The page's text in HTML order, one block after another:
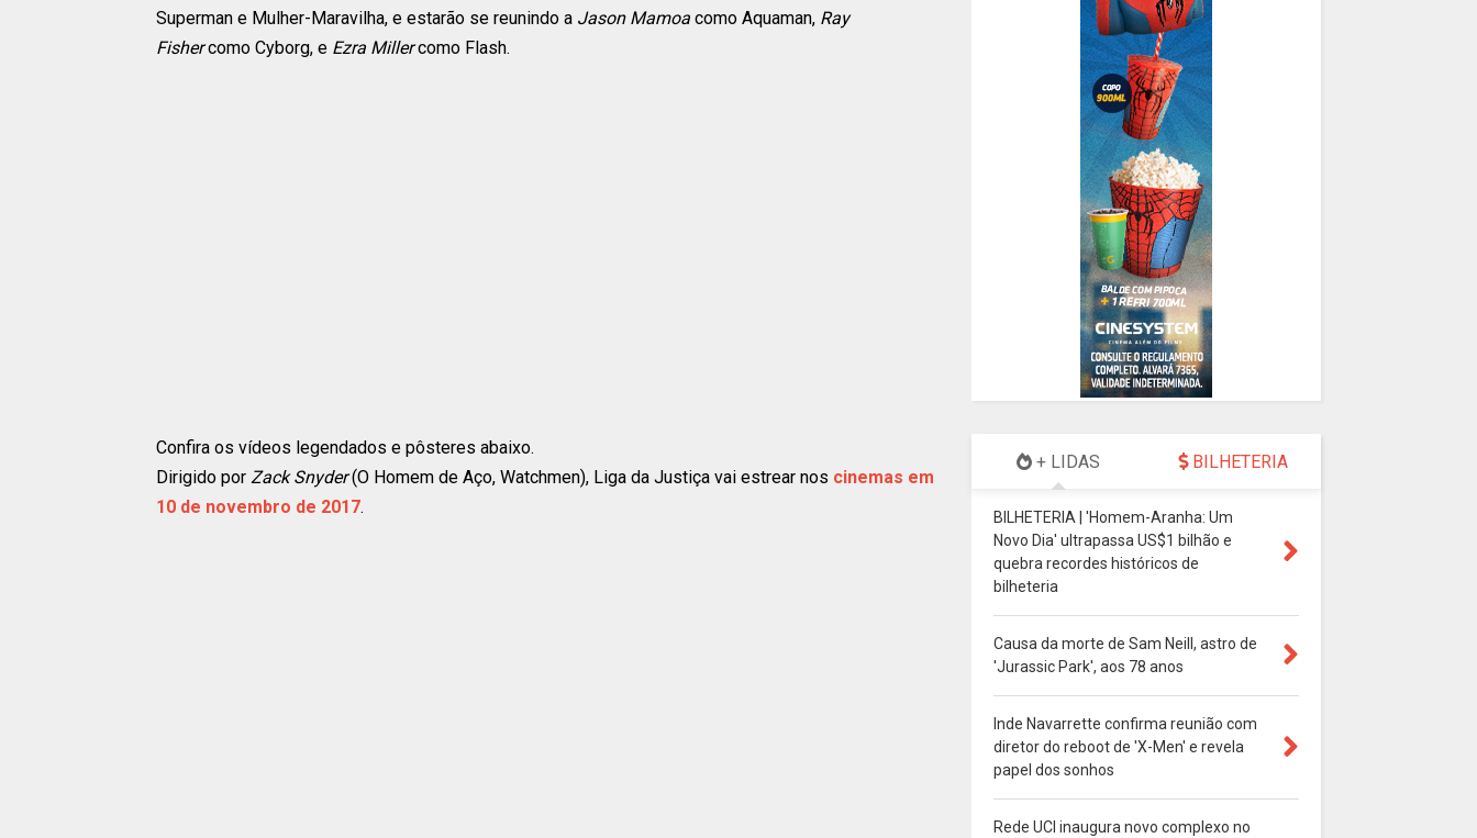
Superman e Mulher-Maravilha, e estarão se reunindo a Jason Mamoa como Aquaman, Ray
Fishercomo Cyborg, e Ezra Millercomo Flash.
Confira os vídeos legendados e pôsteres abaixo.
Dirigido por Zack Snyder(O Homem de Aço, Watchmen), Liga da Justiça vai estrear nos cinemas em
10 de novembro de 2017.
+ LIDAS BILHETERIA
BILHETERIA | 'Homem-Aranha: Um
Novo Dia' ultrapassa US$1 bilhão e
quebra recordes históricos de
bilheteria
Causa da morte de Sam Neill, astro de
'Jurassic Park', aos 78 anos
Inde Navarrette confirma reunião com
diretor do reboot de 'X-Men' e revela
papel dos sonhos
Rede UCI inaugura novo complexo no